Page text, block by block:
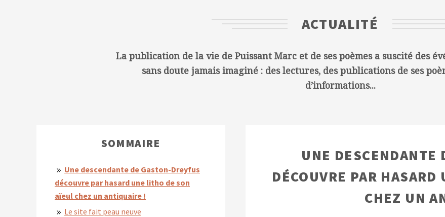
ACTUALITÉ
La publication de la vie de Puissant Marc et de ses poèmes a suscité des
sans doute jamais imaginé : des lectures, des publications de ses
d’informations...
SOMMAIRE
Une descendante de Gaston-Dreyfus
découvre par hasard une litho de son
aïeul chez un antiquaire !
Le site fait peau neuve
UNE DESCENDANTE
DÉCOUVRE PAR
CHEZ UN